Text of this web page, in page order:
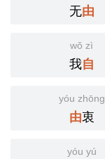
无由
wǒ zì
我自
yóu zhōng
由衷
yóu yú